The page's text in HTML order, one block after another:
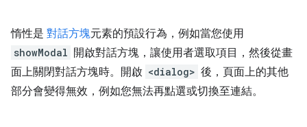
惰性是 對話方塊元素的預設行為，例如當您使用
showModal 開啟對話方塊，讓使用者選取項目，然後從畫
面上關閉對話方塊時。開啟 <dialog> 後，頁面上的其他
部分會變得無效，例如您無法再點選或切換至連結。